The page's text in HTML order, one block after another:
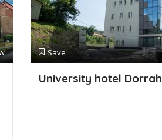
Save
University hotel Dorrah